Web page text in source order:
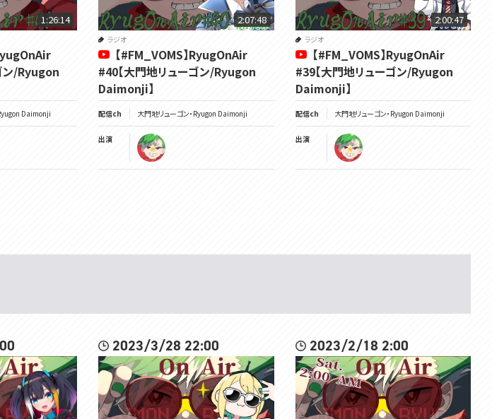
1:26:14
ン/Ryugon
Daimonji
2:07:48
ラジオ
【#FM_VOMS】RyugOnAir
#40【大門地リューゴン/Ryugon
Daimonji】
配信ch 大門地リューゴン・Ryugon Daimonji
出演
2:00:47
ラジオ
【#FM_VOMS】RyugOnAir
#39【大門地リューゴン/Ryugon
Daimonji】
配信ch 大門地リューゴン・Ryugon Daimonji
出演
2023/3/28 22:00 2023/2/18 2:00